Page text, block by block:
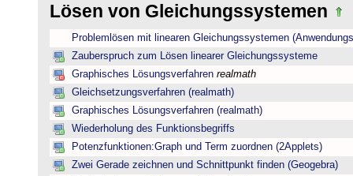
Lösen von Gleichungssystemen
Problemlösen mit linearen Gleichungssystemen
Zauberspruch zum Lösen linearer Gleichungssysteme
Graphisches Lösungsverfahren realmath
Gleichsetzungsverfahren (realmath)
Graphisches Lösungsverfahren (realmath)
Wiederholung des Funktionsbegriffs
Potenzfunktionen:Graph und Term zuordnen (2Applets)
Zwei Gerade zeichnen und Schnittpunkt finden (Geogebra)